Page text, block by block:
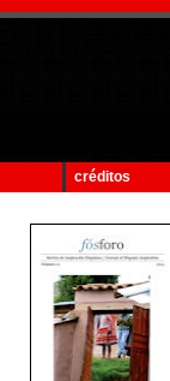
créditos